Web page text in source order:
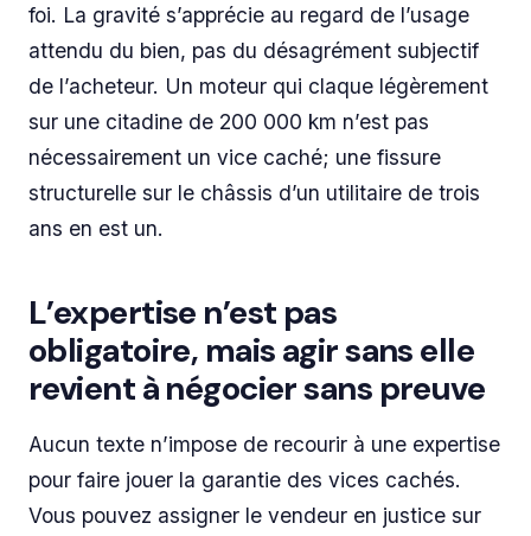
foi. La gravité s’apprécie au regard de l’usage
attendu du bien, pas du désagrément subjectif
de l’acheteur. Un moteur qui claque légèrement
sur une citadine de 200 000 km n’est pas
nécessairement un vice caché; une fissure
structurelle sur le châssis d’un utilitaire de trois
ans en est un.
L’expertise n’est pas
obligatoire, mais agir sans elle
revient à négocier sans preuve
Aucun texte n’impose de recourir à une expertise
pour faire jouer la garantie des vices cachés.
Vous pouvez assigner le vendeur en justice sur